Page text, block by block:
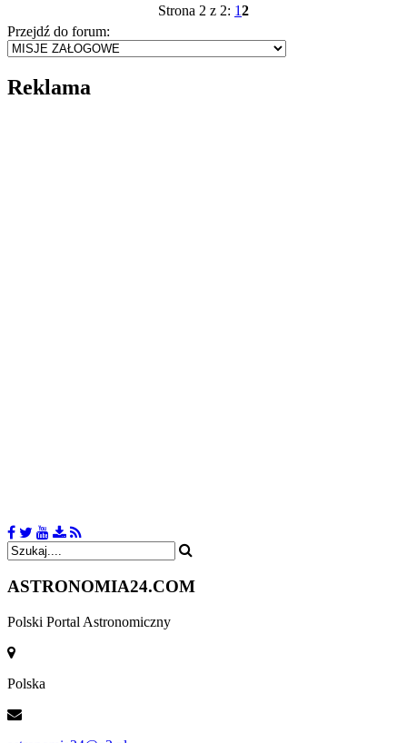
Strona 2 z 2: 12
Przejdź do forum:
Reklama
ASTRONOMIA24.COM
Polski Portal Astronomiczny
Polska